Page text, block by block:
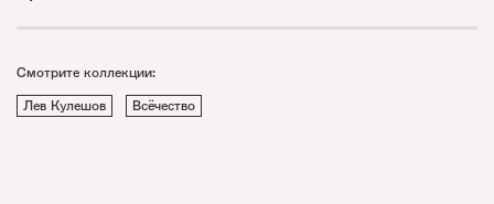
Смотрите коллекции:
Лев Кулешов
Всёчество